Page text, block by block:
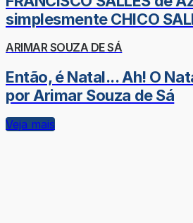
simplesmente CHICO
ARIMAR SOUZA DE SÁ
Então, é Natal... Ah! O
por Arimar Souza de Sá
Veja mais